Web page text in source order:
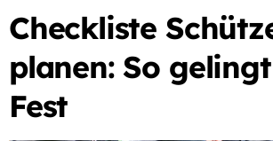
Checkliste
planen: So
Fest